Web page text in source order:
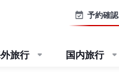
予約確認
旅行 国内旅行